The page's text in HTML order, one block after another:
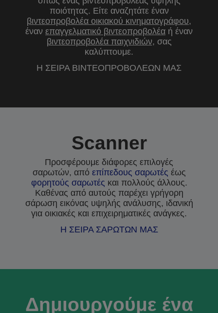
ποιότητας. Είτε αναζητάτε έναν
βιντεοπροβολέα οικιακού κινηματογράφου,
έναν επαγγελματικό βιντεοπροβολέα ή έναν
βιντεοπροβολέα παιχνιδιών, σας
καλύπτουμε.
Η ΣΕΙΡΑ ΒΙΝΤΕΟΠΡΟΒΟΛΕΩΝ ΜΑΣ
Scanner
Προσφέρουμε διάφορες επιλογές
σαρωτών, από επίπεδους σαρωτές έως
φορητούς σαρωτές και πολλούς άλλους.
Καθένας από αυτούς παρέχει γρήγορη
σάρωση εικόνας υψηλής ανάλυσης, ιδανική
για οικιακές και επιχειρηματικές ανάγκες.
Η ΣΕΙΡΑ ΣΑΡΩΤΩΝ ΜΑΣ
Δημιουργούμε ένα